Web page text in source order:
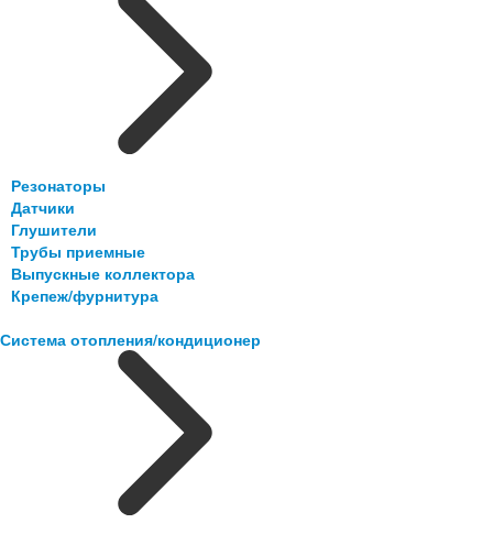
Резонаторы
Датчики
Глушители
Трубы приемные
Выпускные коллектора
Крепеж/фурнитура
Система отопления/кондиционер